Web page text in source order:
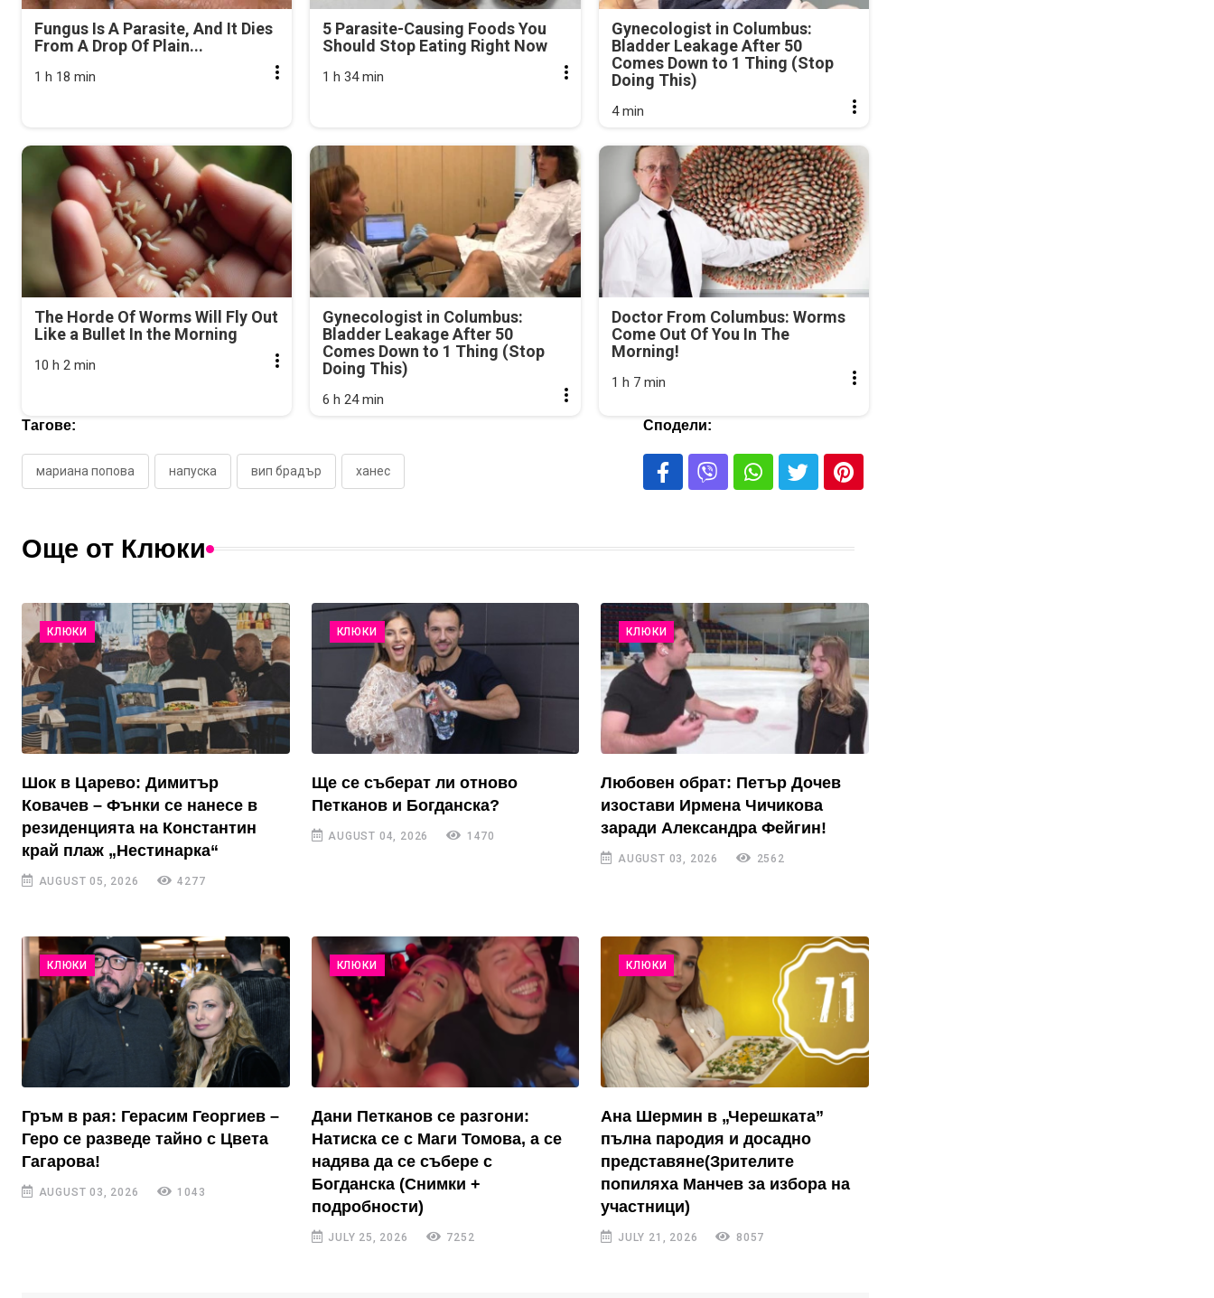
Fungus Is A Parasite, And It Dies
From A Drop Of Plain...
1 h 18 min
5 Parasite-Causing Foods You
Should Stop Eating Right Now
1 h 34 min
Gynecologist in Columbus:
Bladder Leakage After 50
Comes Down to 1 Thing (Stop
Doing This)
4 min
The Horde Of Worms Will Fly Out
Like a Bullet In the Morning
10 h 2 min
Gynecologist in Columbus:
Bladder Leakage After 50
Comes Down to 1 Thing (Stop
Doing This)
6 h 24 min
Doctor From Columbus: Worms
Come Out Of You In The
Morning!
1 h 7 min
Тагове:
мариана попова напуска вип брадър ханес
Сподели:
Още от Клюки
КЛЮКИ
Шок в Царево: Димитър
Ковачев – Фънки се нанесе в
резиденцията на Константин
край плаж „Нестинарка“
AUGUST 05, 2026 4277
КЛЮКИ
Ще се съберат ли отново
Петканов и Богданска?
AUGUST 04, 2026 1470
КЛЮКИ
Любовен обрат: Петър Дочев
изостави Ирмена Чичикова
заради Александра Фейгин!
AUGUST 03, 2026 2562
КЛЮКИ
Гръм в рая: Герасим Георгиев –
Геро се разведе тайно с Цвета
Гагарова!
AUGUST 03, 2026 1043
КЛЮКИ
Дани Петканов се разгони:
Натиска се с Маги Томова, а се
надява да се събере с
Богданска (Снимки +
подробности)
JULY 25, 2026 7252
КЛЮКИ
Ана Шермин в „Черешката”
пълна пародия и досадно
представяне(Зрителите
попиляха Манчев за избора на
участници)
JULY 21, 2026 8057